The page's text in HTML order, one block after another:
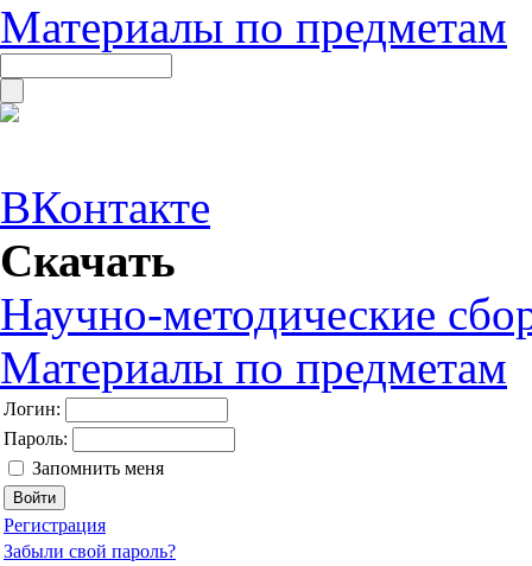
Материалы по предметам
ВКонтакте
Скачать
Научно-методические
Материалы по предметам
Логин:
Пароль:
Запомнить меня
Регистрация
Забыли свой пароль?